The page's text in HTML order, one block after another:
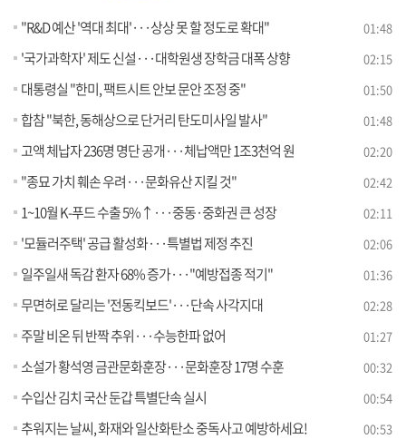
"R&D 예산 '역대 최대'···상상 못 할 정도로 확대" 01:48
'국가과학자' 제도 신설···대학원생 장학금 대폭 상향 02:15
대통령실 "한미, 팩트시트 안보 문안 조정 중" 01:50
합참 "북한, 동해상으로 단거리 탄도미사일 발사" 01:48
고액 체납자 236명 명단 공개···체납액만 1조3천억 원 02:20
"종묘 가치 훼손 우려···문화유산 지킬 것" 02:42
1~10월 K-푸드 수출 5%↑···중동·중화권 큰 성장 02:11
'모듈러주택' 공급 활성화···특별법 제정 추진 02:06
일주일새 독감 환자 68% 증가···"예방접종 적기" 01:36
무면허로 달리는 '전동킥보드'···단속 사각지대 02:28
주말 비온 뒤 반짝 추위···수능한파 없어 01:27
소설가 황석영 금관문화훈장···문화훈장 17명 수훈 00:32
수입산 김치 국산 둔갑 특별단속 실시 00:54
추워지는 날씨, 화재와 일산화탄소 중독사고 예방하세요! 00:53